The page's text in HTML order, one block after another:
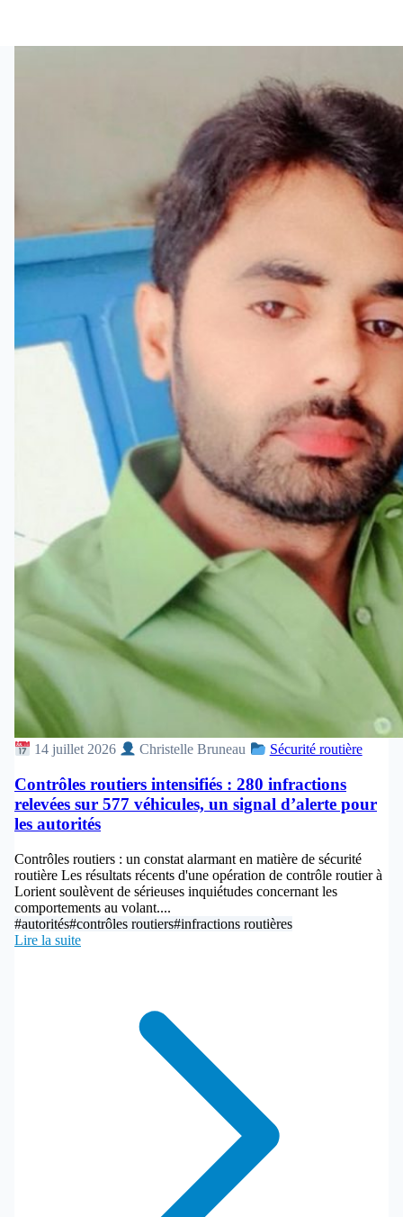
14 juillet 2026 Christelle Bruneau Sécurité routière
Contrôles routiers intensifiés : 280 infractions
relevées sur 577 véhicules, un signal d’alerte pour
les autorités
Contrôles routiers : un constat alarmant en matière de sécurité
routière Les résultats récents d'une opération de contrôle routier à
Lorient soulèvent de sérieuses inquiétudes concernant les
comportements au volant....
#autorités#contrôles routiers#infractions routières
Lire la suite